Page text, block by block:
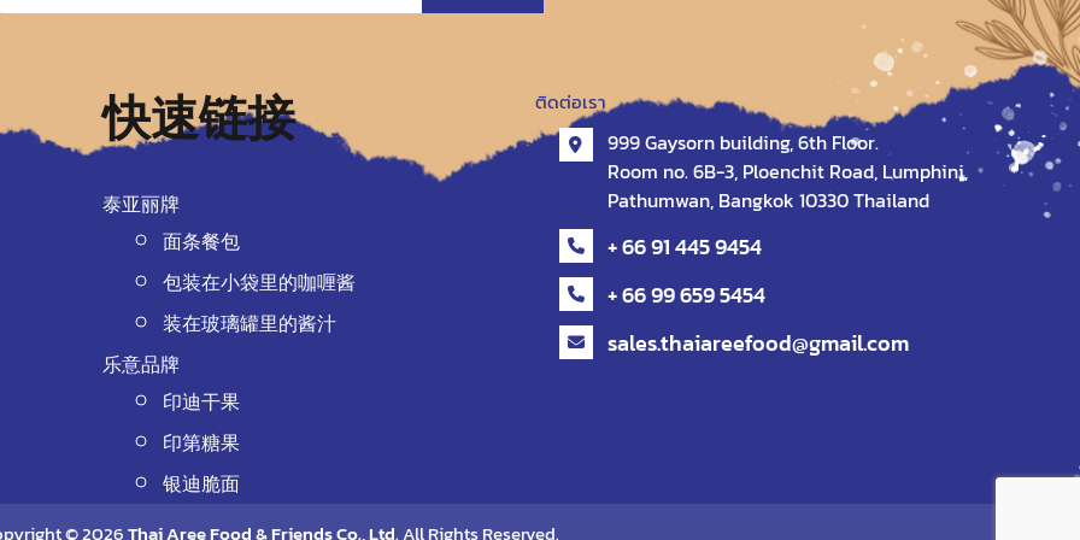
快速链接
泰亚丽牌
面条餐包
包装在小袋里的咖喱酱
装在玻璃罐里的酱汁
乐意品牌
印迪干果
印第糖果
银迪脆面
ติดต่อเรา
999 Gaysorn building, 6th Floor.
Room no. 6B-3, Ploenchit Road, Lumphini,
Pathumwan, Bangkok 10330 Thailand
+ 66 91 445 9454
+ 66 99 659 5454
sales.thaiareefood@gmail.com
© 2026Thai Aree Food & Friends Co., Ltd. All Rights Reserved.